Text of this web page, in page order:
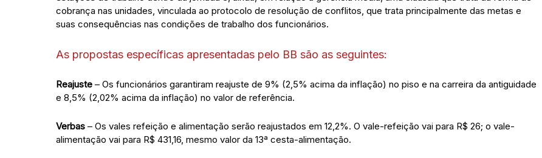
cobrança nas unidades, vinculada ao protocolo de resolução de conflitos, que trata principalmente das metas e
suas consequências nas condições de trabalho dos funcionários.
As propostas específicas apresentadas pelo BB são as seguintes:
Reajuste – Os funcionários garantiram reajuste de 9% (2,5% acima da inflação) no piso e na carreira da antiguidade
e 8,5% (2,02% acima da inflação) no valor de referência.
Verbas – Os vales refeição e alimentação serão reajustados em 12,2%. O vale-refeição vai para R$ 26; o vale-
alimentação vai para R$ 431,16, mesmo valor da 13ª cesta-alimentação.